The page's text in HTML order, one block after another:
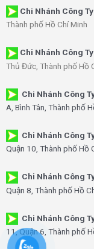
Chi Nhánh Công Ty
Thành phố Hồ Chí Minh
Chi Nhánh Công
Thủ Đức, Thành phố Hồ
Chi Nhánh Công
A, Bình Tân, Thành phố
Chi Nhánh Công
Quận 10, Thành phố Hồ
Chi Nhánh Công
Quận 8, Thành phố Hồ
Chi Nhánh Công
11, Quận 6, Thành phố